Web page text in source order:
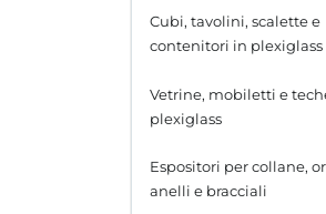
Cubi, tavolini, scalette e
contenitori in plexiglass
Cubi
Scalette
Vetrine, mobiletti e
plexiglass
Espositori per collane,
anelli e bracciali